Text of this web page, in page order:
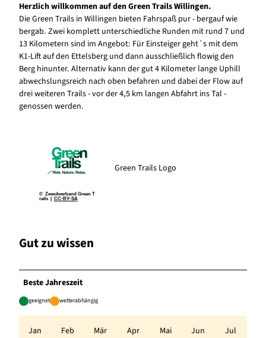
Herzlich willkommen auf den Green Trails Willingen.
Die Green Trails in Willingen bieten Fahrspaß pur - bergauf wie
bergab. Zwei komplett unterschiedliche Runden mit rund 7 und
13 Kilometern sind im Angebot: Für Einsteiger geht´s mit dem
K1-Lift auf den Ettelsberg und dann ausschließlich flowig den
Berg hinunter. Alternativ kann der gut 4 Kilometer lange Uphill
abwechslungsreich nach oben befahren und dabei der Flow auf
drei weiteren Trails - vor der 4,5 km langen Abfahrt ins Tal -
genossen werden.
© Zweckverband Green T
rails | CC-BY-SA
Green Trails Logo
Gut zu wissen
Beste Jahreszeit
geeignet wetterabhängig
Jan Feb Mär Apr Mai Jun Jul